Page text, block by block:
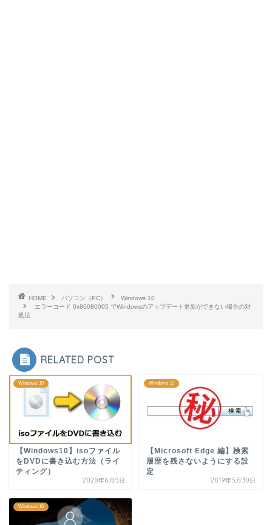
HOME パソコン（PC）
Windows 10
エラーコード 0x80080005 でWindowsのアップデート更新ができない場合の対
処法
RELATED POST
Windows 10
【Windows10】isoファイル
をDVDに書き込む方法（ライ
ティング）
2020年6月5日
Windows 10
【Microsoft Edge 編】検索
履歴を残さないようにする設
定
2019年5月30日
Windows 10